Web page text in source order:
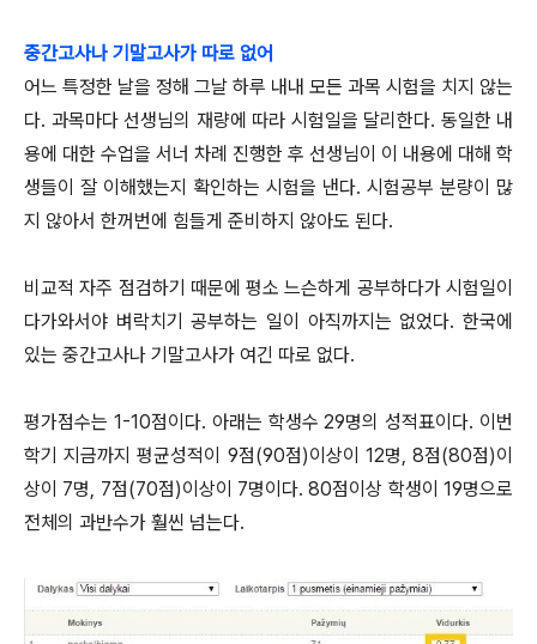
중간고사나 기말고사가 따로 없어
어느 특정한 날을 정해 그날 하루 내내 모든 과목 시험을 치지 않는
다. 과목마다 선생님의 재량에 따라 시험일을 달리한다. 동일한 내
용에 대한 수업을 서너 차례 진행한 후 선생님이 이 내용에 대해 학
생들이 잘 이해했는지 확인하는 시험을 낸다. 시험공부 분량이 많
지 않아서 한꺼번에 힘들게 준비하지 않아도 된다.
비교적자주 점검하기 때문에 평소 느슨하게 공부하다가 시험일이
다가와서야 벼락치기 공부하는 일이 아직까지는 없었다. 한국에
있는 중간고사나 기말고사가 여긴 따로 없다.
평가점수는 1-10점이다. 아래는 학생수 29명의 성적표이다. 이번
학기 지금까지 평균성적이 9점(90점)이상이 12명, 8점(80점)이
상이 7명, 7점(70점)이상이 7명이다. 80점이상 학생이 19명으로
전체의 과반수가 훨씬 넘는다.